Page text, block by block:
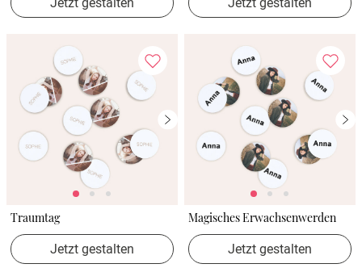
Traumtag
Jetzt gestalten
Magisches Erwachsenwerden
Jetzt gestalten